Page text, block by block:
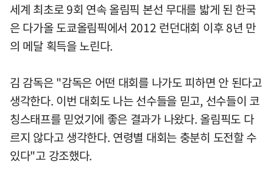
세계 최초로 9회 연속 올림픽 본선 무대를 밟게 된 한국
은 다가올 도쿄올림픽에서 2012 런던대회 이후 8년 만
의 메달 획득을 노린다.
김 감독은 "감독은 어떤 대회를 나가도 피하면 안 된다고
생각한다. 이번 대회도 나는 선수들을 믿고, 선수들이 코
칭스태프를 믿었기에 좋은 결과가 나왔다. 올림픽도 다
르지 않다고 생각한다. 연령별 대회는 충분히 도전할 수
있다"고 강조했다.